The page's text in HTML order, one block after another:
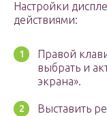
Настройки
действиями:
Правой
выбрать и
экрана».
Выставить